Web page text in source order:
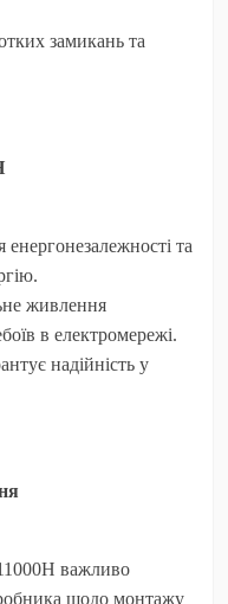
замикань та
енергонезалежності та
живлення
в електромережі.
надійність у
важливо
щодо монтажу